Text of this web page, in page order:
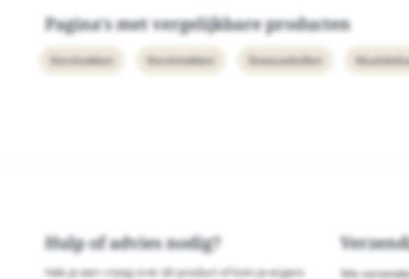
Pagina's met vergelijkbare producten
Kerstsokken Kerstmokken Sneeuwbollen
Hulp of advies nodig?
Heb je een vraag over dit product of kom je ergens
We